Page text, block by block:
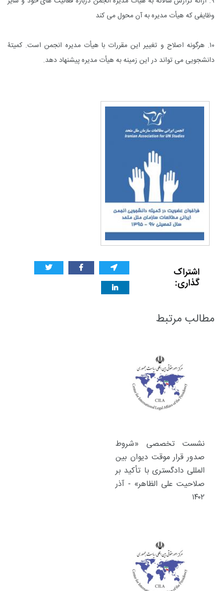
وظایفی که هیأت مدیره به آن محول می کند
۱۰. هرگونه اصلاح و تغییر این مقررات با هیأت مدیره انجمن است. کمیتۀ
دانشجویی می تواند در این زمینه به هیأت مدیره پیشنهاد دهد.
اشتراک
گذاری:
مطالب مرتبط
نشست تخصصی «شروط
صدور قرار موقت دیوان بین
المللی دادگستری با تأکید بر
صلاحیت علی الظاهر» - آذر
۱۴۰۲